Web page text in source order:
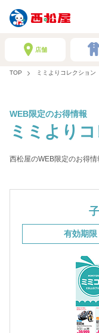
店舗
TOP ミミよりコレクション
WEB限定のお得情報
ミミより
西松屋のWEB限定のお得情
有効期